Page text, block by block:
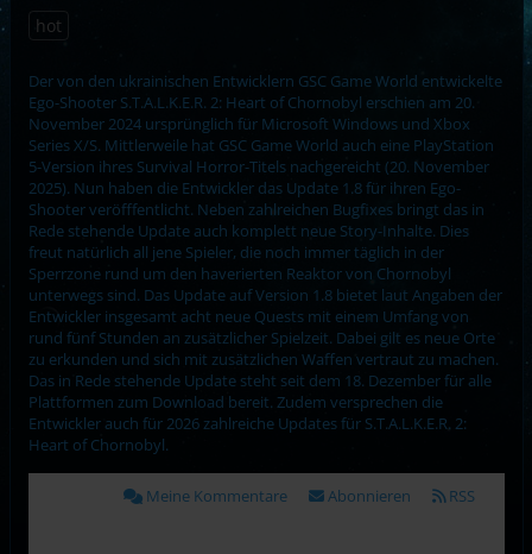
hot
Der von den ukrainischen Entwicklern GSC Game World entwickelte
Ego-Shooter S.T.A.L.K.E.R. 2: Heart of Chornobyl erschien am 20.
November 2024 ursprünglich für Microsoft Windows und Xbox
Series X/S. Mittlerweile hat GSC Game World auch eine PlayStation
5-Version ihres Survival Horror-Titels nachgereicht (20. November
2025). Nun haben die Entwickler das Update 1.8 für ihren Ego-
Shooter veröfffentlicht. Neben zahlreichen Bugfixes bringt das in
Rede stehende Update auch komplett neue Story-Inhalte. Dies
freut natürlich all jene Spieler, die noch immer täglich in der
Sperrzone rund um den haverierten Reaktor von Chornobyl
unterwegs sind. Das Update auf Version 1.8 bietet laut Angaben der
Entwickler insgesamt acht neue Quests mit einem Umfang von
rund fünf Stunden an zusätzlicher Spielzeit. Dabei gilt es neue Orte
zu erkunden und sich mit zusätzlichen Waffen vertraut zu machen.
Das in Rede stehende Update steht seit dem 18. Dezember für alle
Plattformen zum Download bereit. Zudem versprechen die
Entwickler auch für 2026 zahlreiche Updates für S.T.A.L.K.E.R. 2:
Heart of Chornobyl.
Meine Kommentare Abonnieren RSS